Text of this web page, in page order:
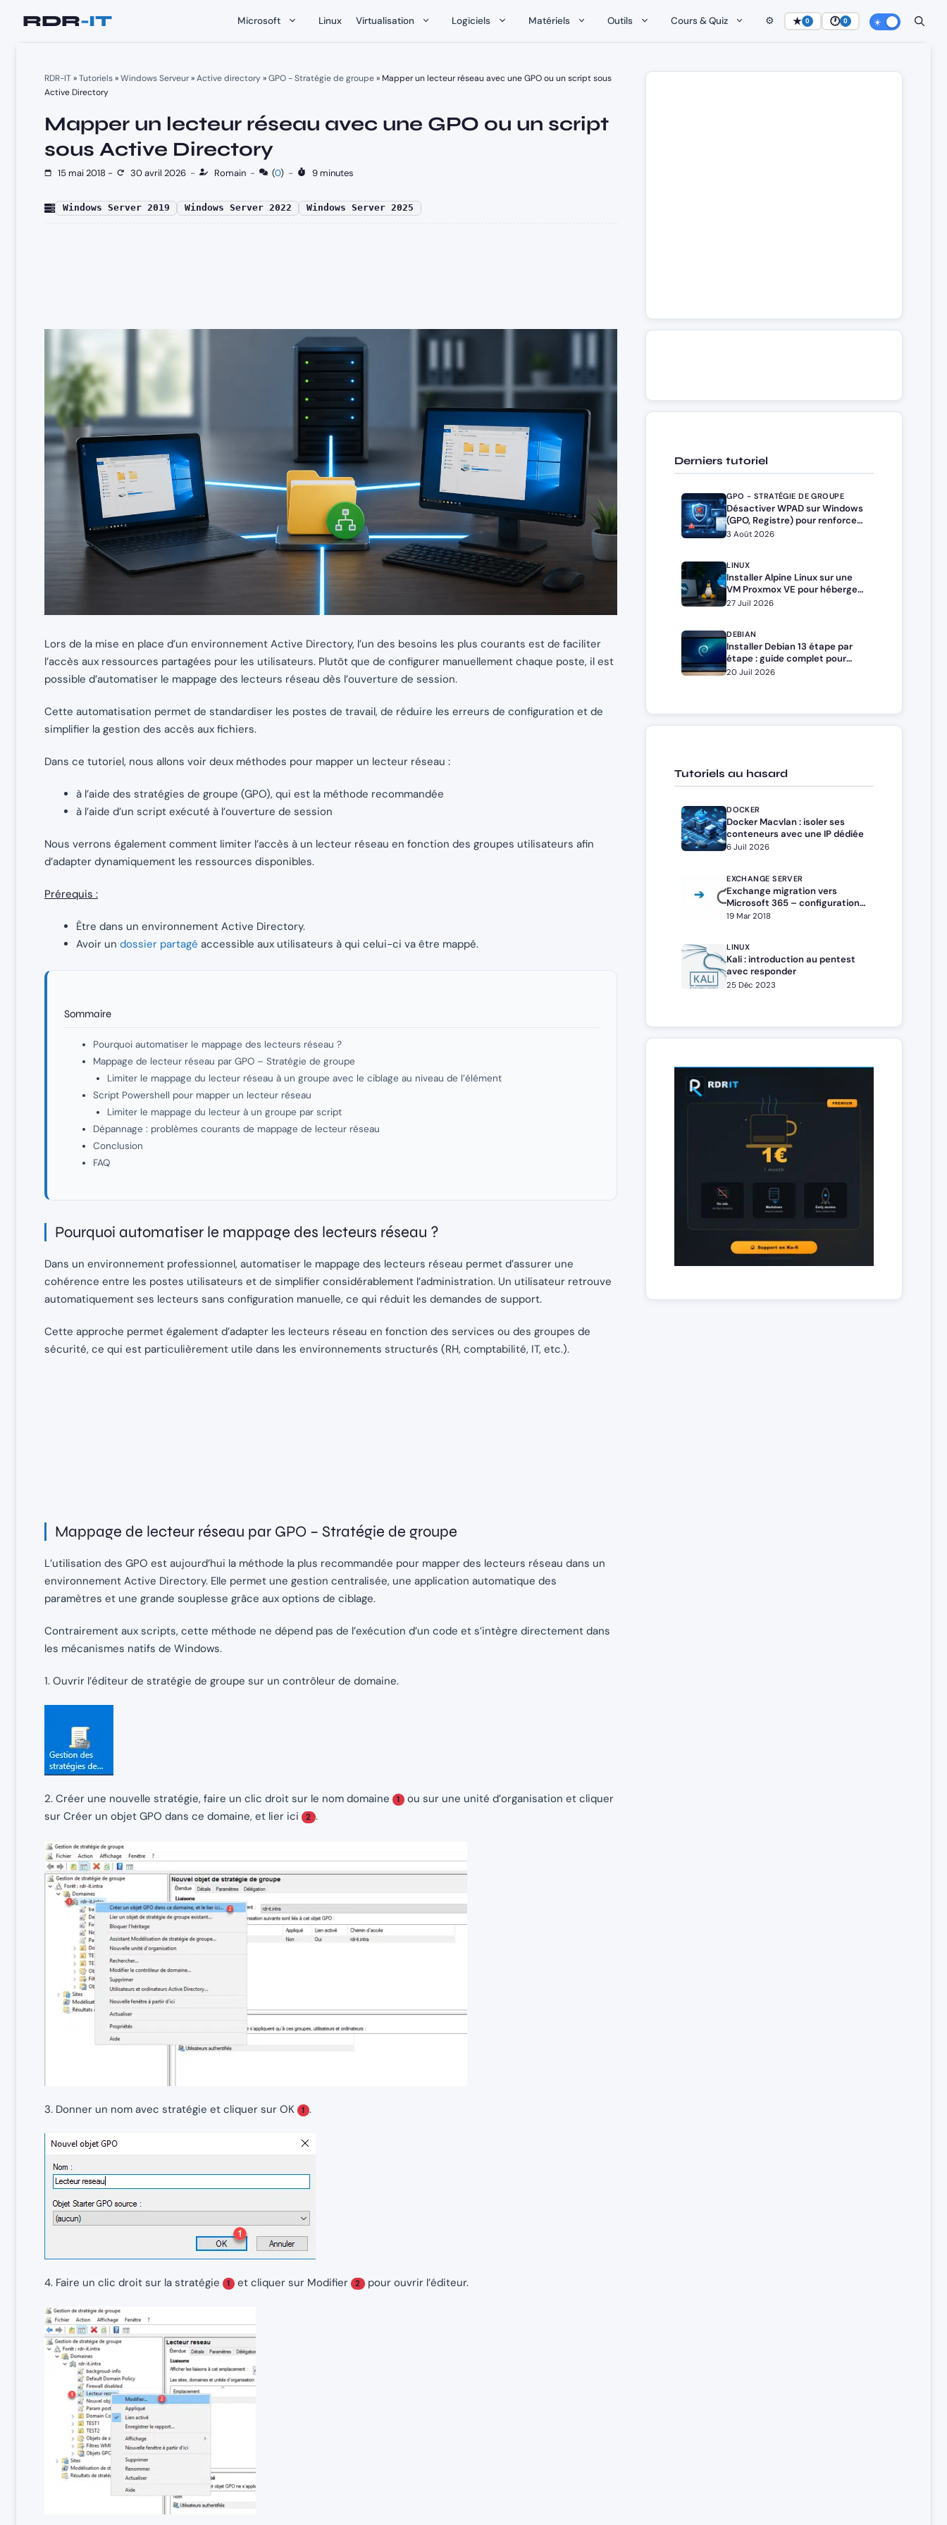
Microsoft Linux Virtualisation Logiciels Matériels Outils Cours & Quiz ⚙️ ★ 0 🕐 0
RDR-IT»Tutoriels»Windows Serveur»Active directory»GPO - Stratégie de groupe» Mapper un lecteur réseau avec une GPO ou un script sous
Active Directory
Mapper un lecteur réseau avec une GPO ou un script
sous Active Directory
15 mai 2018 - 30 avril 2026 - Romain - (0) - 9 minutes
Windows Server 2019 Windows Server 2022 Windows Server 2025
Lors de la mise en place d’un environnement Active Directory, l’un des besoins les plus courants est de faciliter
l’accès aux ressources partagées pour les utilisateurs. Plutôt que de configurer manuellement chaque poste, il est
possible d’automatiser le mappage des lecteurs réseau dès l’ouverture de session.
Cette automatisation permet de standardiser les postes de travail, de réduire les erreurs de configuration et de
simplifier la gestion des accès aux fichiers.
Dans ce tutoriel, nous allons voir deux méthodes pour mapper un lecteur réseau :
à l’aide des stratégies de groupe (GPO), qui est la méthode recommandée
à l’aide d’un script exécuté à l’ouverture de session
Nous verrons également comment limiter l’accès à un lecteur réseau en fonction des groupes utilisateurs afin
d’adapter dynamiquement les ressources disponibles.
Prérequis :
Être dans un environnement Active Directory.
Avoir un dossier partagé accessible aux utilisateurs à qui celui-ci va être mappé.
Sommaire
Pourquoi automatiser le mappage des lecteurs réseau ?
Mappage de lecteur réseau par GPO – Stratégie de groupe
Limiter le mappage du lecteur réseau à un groupe avec le ciblage au niveau de l’élément
Script Powershell pour mapper un lecteur réseau
Limiter le mappage du lecteur à un groupe par script
Dépannage : problèmes courants de mappage de lecteur réseau
Conclusion
FAQ
Pourquoi automatiser le mappage des lecteurs réseau ?
Dans un environnement professionnel, automatiser le mappage des lecteurs réseau permet d’assurer une
cohérence entre les postes utilisateurs et de simplifier considérablement l’administration. Un utilisateur retrouve
automatiquement ses lecteurs sans configuration manuelle, ce qui réduit les demandes de support.
Cette approche permet également d’adapter les lecteurs réseau en fonction des services ou des groupes de
sécurité, ce qui est particulièrement utile dans les environnements structurés (RH, comptabilité, IT, etc.).
Mappage de lecteur réseau par GPO – Stratégie de groupe
L’utilisation des GPO est aujourd’hui la méthode la plus recommandée pour mapper des lecteurs réseau dans un
environnement Active Directory. Elle permet une gestion centralisée, une application automatique des
paramètres et une grande souplesse grâce aux options de ciblage.
Contrairement aux scripts, cette méthode ne dépend pas de l’exécution d’un code et s’intègre directement dans
les mécanismes natifs de Windows.
1. Ouvrir l’éditeur de stratégie de groupe sur un contrôleur de domaine.
2. Créer une nouvelle stratégie, faire un clic droit sur le nom domaine 1 ou sur une unité d’organisation et cliquer
sur Créer un objet GPO dans ce domaine, et lier ici
2 .
3. Donner un nom avec stratégie et cliquer sur OK 1 .
4. Faire un clic droit sur la stratégie 1 et cliquer sur Modifier 2 pour ouvrir l’éditeur.
Derniers tutoriel
GPO - STRATÉGIE DE GROUPE
Désactiver WPAD sur Windows
(GPO, Registre) pour renforcer
la sécurité
3 Août 2026
LINUX
Installer Alpine Linux sur une
VM Proxmox VE pour héberger
Docker et Docker Compose
27 Juil 2026
DEBIAN
Installer Debian 13 étape par
étape : guide complet pour
débutants et administrateurs
20 Juil 2026
Tutoriels au hasard
DOCKER
Docker Macvlan : isoler ses
conteneurs avec une IP dédiée
6 Juil 2026
EXCHANGE SERVER
Exchange migration vers
Microsoft 365 – configuration
hybride minimale
19 Mar 2018
LINUX
Kali : introduction au pentest
avec responder
25 Déc 2023